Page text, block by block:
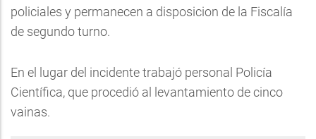
policiales y permanecen a disposicion de la Fiscalía
de segundo turno.
En el lugar del incidente trabajó personal Policía
Científica, que procedió al levantamiento de cinco
vainas.